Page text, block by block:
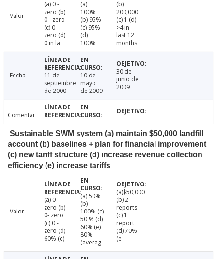
Valor
(a) 0 -
zero (b)
0 - zero
(c) 0 -
zero (d)
0 in la
(a)
100%
(b) 95%
(c) 95%
(d)
100%
(b)
200,000
(c) 1 (d)
>4 in
last 12
months
Fecha
11 de
septiembre
de 2000
10 de
mayo
de 2009
30 de
junio de
2009
Comentar
Sustainable SWM system (a) maintain $50,000 landfill
account (b) baselines + plan for financial improvement
(c) new tariff structure (d) increase revenue collection
efficiency (e) increase tariffs
Valor
(a) 0 -
zero (b)
0- zero
(c) 0 -
zero (d)
60% (e)
(a) 50%
(b)
100% (c)
50 % (d)
60% (e)
80%
(averag
(a)$50,000
(b) 2
reports
(c) 1
report
(d) 70%
(e